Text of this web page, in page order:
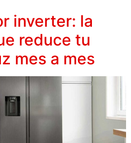
inverter: la
reduce tu
mes a mes